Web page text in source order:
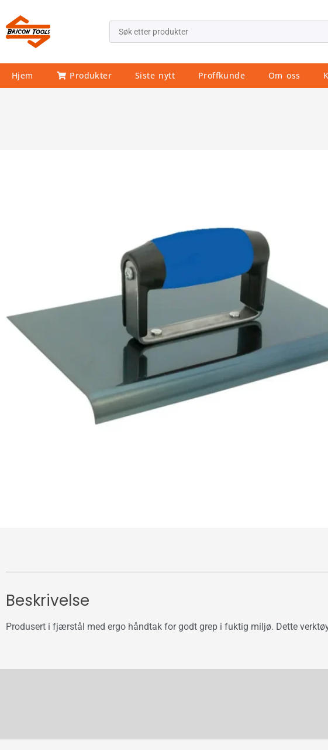
Hjem Produkter Siste nytt Proffkunde Om oss
Beskrivelse
Produsert i fjærstål med ergo håndtak for godt grep i fuktig miljø. Dette